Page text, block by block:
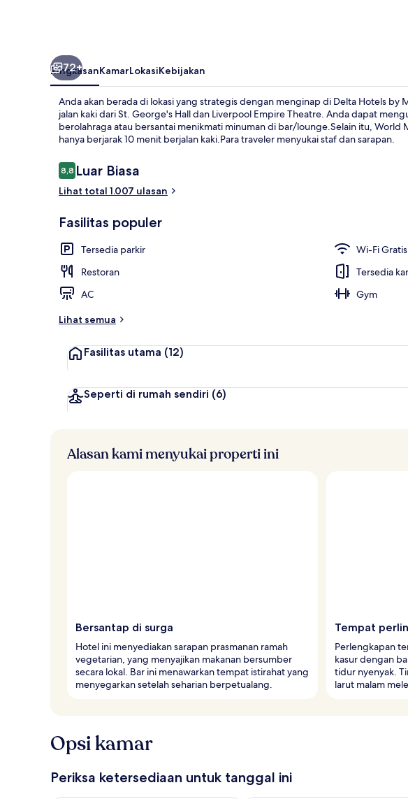
72+
RingkasanKamarLokasiKebijakan
Anda akan berada di lokasi yang strategis dengan menginap di Delta Hotels by
jalan kaki dari St. George's Hall dan Liverpool Empire Theatre. Anda dapat
berolahraga atau bersantai menikmati minuman di bar/lounge.Selain itu, World
hanya berjarak 10 menit berjalan kaki.Para traveler menyukai staf dan sarapan.
Ulasan
8,88,8 dari 10
Luar Biasa
Lihat total 1.007 ulasan
Fasilitas populer
Tersedia parkir
Wi-Fi Gratis
Restoran
Tersedia
AC
Gym
Lihat semua
Fasilitas utama (12)
Seperti di rumah sendiri (6)
Alasan kami menyukai properti ini
Bersantap di surga
Hotel ini menyediakan sarapan prasmanan ramah
vegetarian, yang menyajikan makanan bersumber
secara lokal. Bar ini menawarkan tempat istirahat yang
menyegarkan setelah seharian berpetualang.
Tempat
Perlengkapan
kasur dengan
tidur nyenyak.
larut malam
Opsi kamar
Periksa ketersediaan untuk tanggal ini